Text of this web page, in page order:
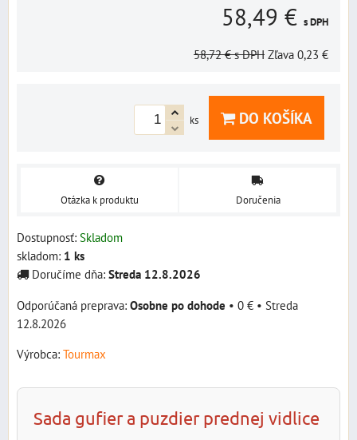
58,49 € s DPH
58,72 € s DPH Zľava 0,23 €
ks DO KOŠÍKA
Otázka k produktu Doručenia
Dostupnosť: Skladom
skladom: 1 ks
Doručíme dňa: Streda 12.8.2026
Osobne po dohode • 0 € • Streda
12.8.2026
Výrobca: Tourmax
Sada gufier a puzdier prednej vidlice